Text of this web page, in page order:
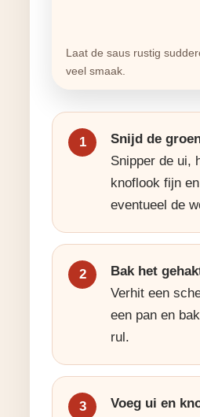
Laat de saus rustig
veel smaak.
Snijd de
Snipper de ui,
knoflook fijn
eventueel de
Bak het
Verhit een
een pan en
rul.
Voeg ui en